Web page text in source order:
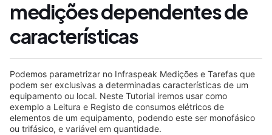
medições dependentes de
características
Podemos parametrizar no Infraspeak Medições e Tarefas que
podem ser exclusivas a determinadas características de um
equipamento ou local. Neste Tutorial iremos usar como
exemplo a Leitura e Registo de consumos elétricos de
elementos de um equipamento, podendo este ser monofásico
ou trifásico, e variável em quantidade.